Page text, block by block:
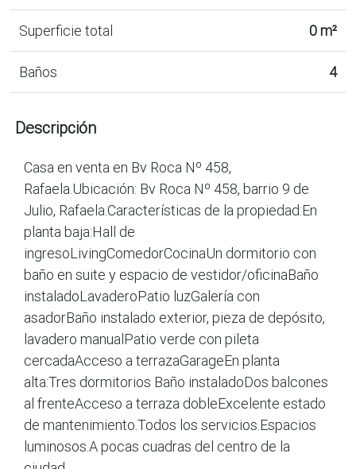
Superficie total 0 m²
Baños 4
Descripción
Casa en venta en Bv Roca Nº 458,
Rafaela.Ubicación: Bv Roca Nº 458, barrio 9 de
Julio, Rafaela.Características de la propiedad:En
planta baja:Hall de
ingresoLivingComedorCocinaUn dormitorio con
baño en suite y espacio de vestidor/oficinaBaño
instaladoLavaderoPatio luzGalería con
asadorBaño instalado exterior, pieza de depósito,
lavadero manualPatio verde con pileta
cercadaAcceso a terrazaGarageEn planta
alta:Tres dormitorios Baño instaladoDos balcones
al frenteAcceso a terraza dobleExcelente estado
de mantenimiento.Todos los servicios.Espacios
luminosos.A pocas cuadras del centro de la